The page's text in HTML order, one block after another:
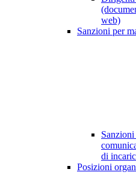
web)
Sanzioni per
di
Posizioni